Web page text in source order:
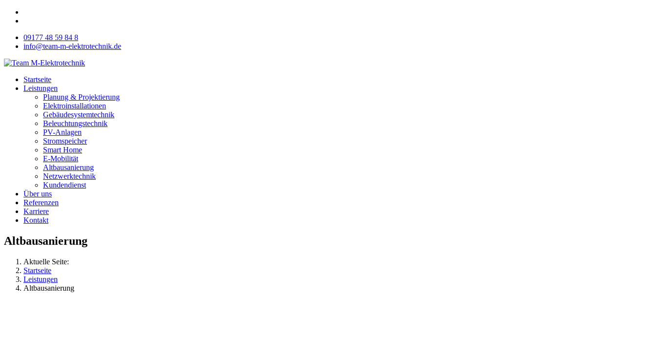
09177 48 59 84 8
info@team-m-elektrotechnik.de
Startseite
Leistungen
Planung & Projektierung
Elektroinstallationen
Gebäudesystemtechnik
Beleuchtungstechnik
PV-Anlagen
Stromspeicher
Smart Home
E-Mobilität
Altbausanierung
Netzwerktechnik
Kundendienst
Über uns
Referenzen
Karriere
Kontakt
Altbausanierung
Aktuelle Seite:
Startseite
Leistungen
Altbausanierung